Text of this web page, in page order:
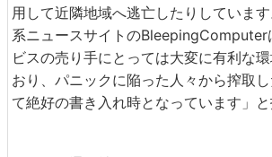
用して近隣地域へ逃亡したりしていま
系ニュースサイトのBleepingComputer
ビスの売り手にとっては大変に有利な
おり、パニックに陥った人々から搾取
て絶好の書き入れ時となっています」と